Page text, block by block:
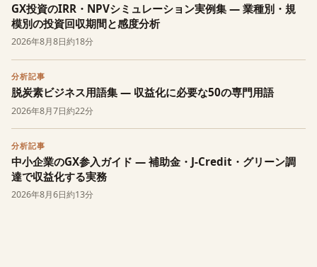
GX投資のIRR・NPVシミュレーション実例集 — 業種別・規
模別の投資回収期間と感度分析
2026年8月8日約18分
分析記事
脱炭素ビジネス用語集 — 収益化に必要な50の専門用語
2026年8月7日約22分
分析記事
中小企業のGX参入ガイド — 補助金・J-Credit・グリーン調
達で収益化する実務
2026年8月6日約13分